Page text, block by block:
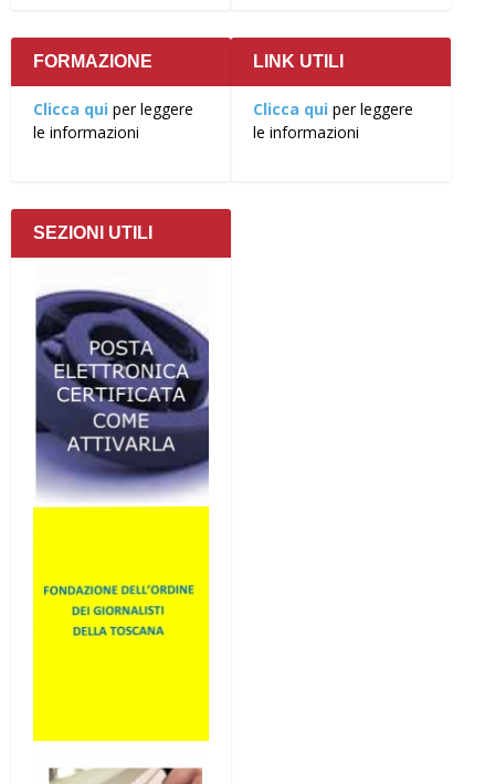
FORMAZIONE
Clicca qui per leggere
le informazioni
LINK UTILI
Clicca qui per leggere
le informazioni
SEZIONI UTILI